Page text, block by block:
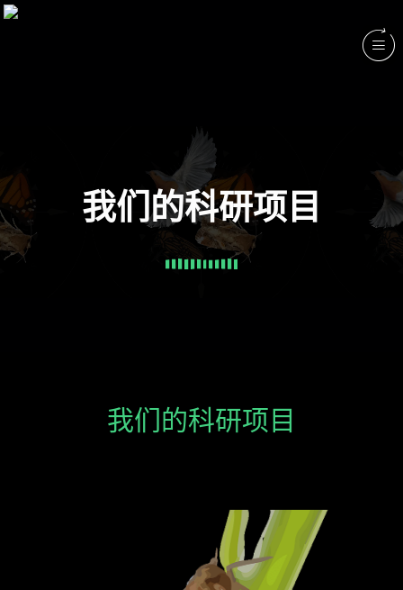
我们的科研项目
我们的科研项目